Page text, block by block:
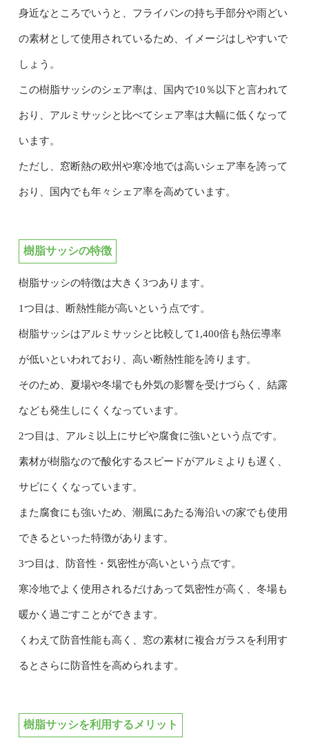
身近なところでいうと、フライパンの持ち手部分や雨どい
の素材として使用されているため、イメージはしやすいで
しょう。
この樹脂サッシのシェア率は、国内で10％以下と言われて
おり、アルミサッシと比べてシェア率は大幅に低くなって
います。
ただし、窓断熱の欧州や寒冷地では高いシェア率を誇って
おり、国内でも年々シェア率を高めています。
樹脂サッシの特徴
樹脂サッシの特徴は大きく3つあります。
1つ目は、断熱性能が高いという点です。
樹脂サッシはアルミサッシと比較して1,400倍も熱伝導率
が低いといわれており、高い断熱性能を誇ります。
そのため、夏場や冬場でも外気の影響を受けづらく、結露
なども発生しにくくなっています。
2つ目は、アルミ以上にサビや腐食に強いという点です。
素材が樹脂なので酸化するスピードがアルミよりも遅く、
サビにくくなっています。
また腐食にも強いため、潮風にあたる海沿いの家でも使用
できるといった特徴があります。
3つ目は、防音性・気密性が高いという点です。
寒冷地でよく使用されるだけあって気密性が高く、冬場も
暖かく過ごすことができます。
くわえて防音性能も高く、窓の素材に複合ガラスを利用す
るとさらに防音性を高められます。
樹脂サッシを利用するメリット